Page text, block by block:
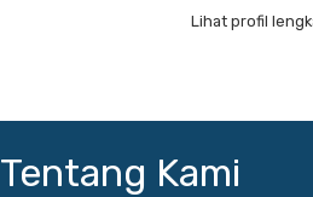
Lihat profil
Tentang Kami